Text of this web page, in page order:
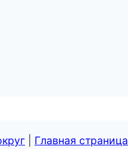
Главная страница